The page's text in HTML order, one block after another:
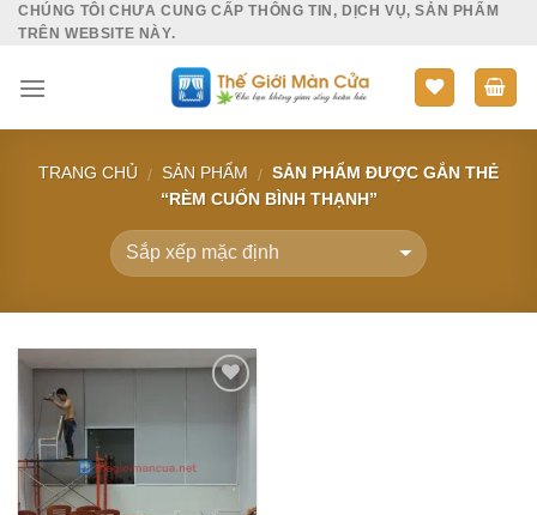
SkipCHÚNG TÔI CHƯA CUNG CẤP THÔNG TIN, DỊCH VỤ, SẢN PHẨM
TRÊN WEBSITE NÀY.
TRANG CHỦ / SẢN PHẨM / SẢN PHẨM ĐƯỢC GẮN THẺ
“RÈM CUỐN BÌNH THẠNH”
Wishlist